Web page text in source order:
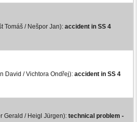
Tomáš / Nešpor Jan): accident in SS 4
David / Vichtora Ondřej): accident in SS 4
Gerald / Heigl Jürgen): technical problem -